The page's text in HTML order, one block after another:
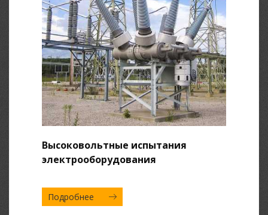
Высоковольтные испытания
электрооборудования
Подробнее